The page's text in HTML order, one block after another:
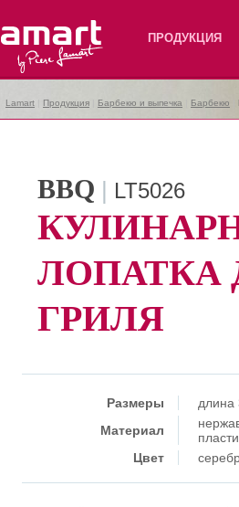
Lamart ПРОДУКЦИЯ
Lamart Продукция Барбекю и выпечка Барбекю
BBQ | LT5026
ЛОПАТКА
ГРИЛЯ
Размеры
длина
Материал
Цвет